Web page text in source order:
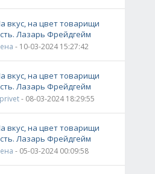
вкус, на цвет товарищи
Лазарь Фрейдгейм
- 10-03-2024 15:27:42
вкус, на цвет товарищи
Лазарь Фрейдгейм
- 08-03-2024 18:29:55
вкус, на цвет товарищи
Лазарь Фрейдгейм
- 05-03-2024 00:09:58